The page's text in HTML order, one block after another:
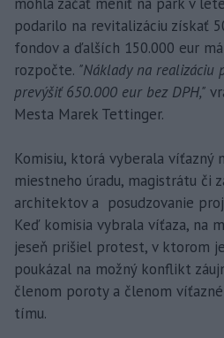
mohla začať meniť na park v
podarilo na revitalizáciu získať
fondov a ďalších 150.000 eur
rozpočte. "Náklady na realizáciu
prevýšiť 650.000 eur bez DPH,"
Mesta Marek Tettinger.
Komisiu, ktorá vyberala víťazný
miestneho úradu, magistrátu či
architektov a posudzovanie
Keď komisia vybrala víťaza, na
jeseň prišiel protest, v ktorom
poukázal na možný konflikt
členom poroty a členom
tímu.